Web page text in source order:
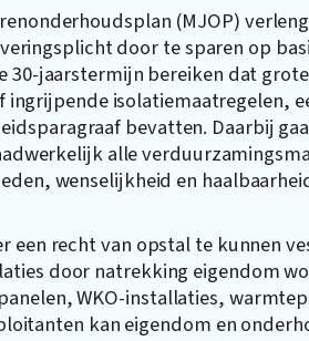
(MJOP)
door te sparen op
30-jaarstermijn bereiken dat
isolatiemaatregelen,
bevatten. Daarbij
alle
wenselijkheid en
recht van opstal te kunnen
door natrekking eigendom
WKO-installaties,
kan eigendom en